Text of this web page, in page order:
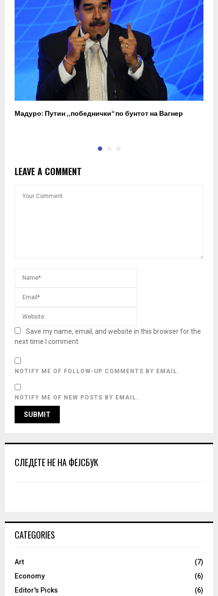
Мадуро: Путин „победнички“ по бунтот на Вагнер
LEAVE A COMMENT
Save my name, email, and website in this browser for the
next time I comment.
NOTIFY ME OF FOLLOW-UP COMMENTS BY EMAIL.
NOTIFY ME OF NEW POSTS BY EMAIL.
СЛЕДЕТЕ НЕ НА ФЕЈСБУК
CATEGORIES
Art
(7)
Economy
(6)
Editor's Picks
(6)